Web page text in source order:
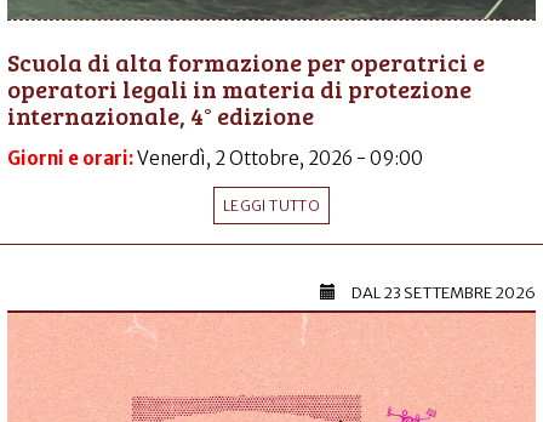
Scuola di alta formazione per operatrici e
operatori legali in materia di protezione
internazionale, 4° edizione
Giorni e orari:Venerdì, 2 Ottobre, 2026 - 09:00
LEGGI TUTTO
DAL23 SETTEMBRE 2026